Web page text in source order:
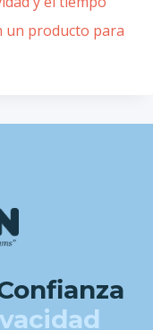
un producto para